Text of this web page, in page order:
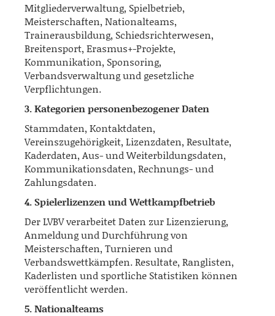
Mitgliederverwaltung, Spielbetrieb,
Meisterschaften, Nationalteams,
Trainerausbildung, Schiedsrichterwesen,
Breitensport, Erasmus+-Projekte,
Kommunikation, Sponsoring,
Verbandsverwaltung und gesetzliche
Verpflichtungen.
3. Kategorien personenbezogener Daten
Stammdaten, Kontaktdaten,
Vereinszugehörigkeit, Lizenzdaten, Resultate,
Kaderdaten, Aus- und Weiterbildungsdaten,
Kommunikationsdaten, Rechnungs- und
Zahlungsdaten.
4. Spielerlizenzen und Wettkampfbetrieb
Der LVBV verarbeitet Daten zur Lizenzierung,
Anmeldung und Durchführung von
Meisterschaften, Turnieren und
Verbandswettkämpfen. Resultate, Ranglisten,
Kaderlisten und sportliche Statistiken können
veröffentlicht werden.
5. Nationalteams